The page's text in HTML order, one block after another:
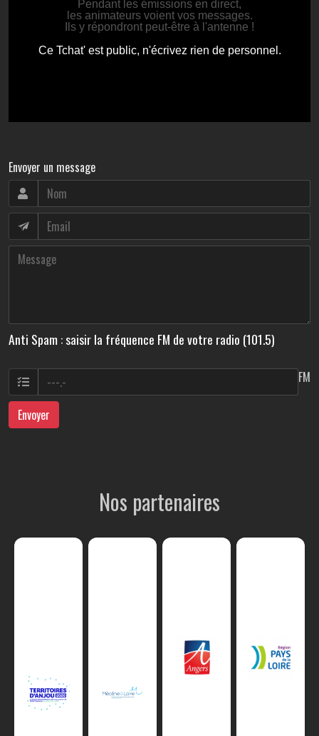
Envoyer un message
Anti Spam : saisir la fréquence FM de votre radio (101.5)
FM
Envoyer
Nos partenaires